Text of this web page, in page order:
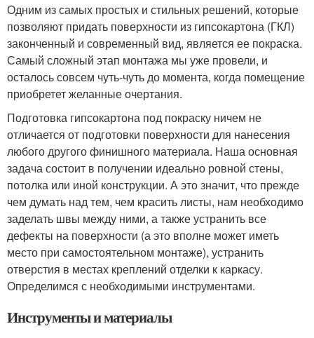
Одним из самых простых и стильных решений, которые
позволяют придать поверхности из гипсокартона (ГКЛ)
законченный и современный вид, является ее покраска.
Самый сложный этап монтажа мы уже провели, и
осталось совсем чуть-чуть до момента, когда помещение
приобретет желанные очертания.
Подготовка гипсокартона под покраску ничем не
отличается от подготовки поверхности для нанесения
любого другого финишного материала. Наша основная
задача состоит в получении идеально ровной стены,
потолка или иной конструкции. А это значит, что прежде
чем думать над тем, чем красить листы, нам необходимо
заделать швы между ними, а также устранить все
дефекты на поверхности (а это вполне может иметь
место при самостоятельном монтаже), устранить
отверстия в местах креплений отделки к каркасу.
Определимся с необходимыми инструментами.
Инструменты и материалы